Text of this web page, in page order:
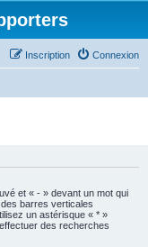
Connexion
Inscription
et « - » devant un mot qui
barres verticales
un astérisque « * »
des recherches